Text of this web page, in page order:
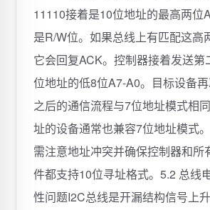
11110接着是10位地址的最高两位
是R/W位。如果总线上有匹配这高
它会回复ACK。控制器接着发送第
位地址的低8位A7-A0。目标设备再
之后的通信流程与7位地址模式相
址的设备通常也兼容7位地址模式
需注意地址冲突并确保控制器和所
件都支持10位寻址格式。5.2 总线
性问题I2C总线是开漏结构信号上